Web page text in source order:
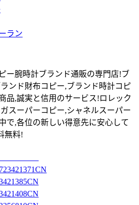
ラン
ー腕時計ブランド通販の専門店!ブ
ンド財布コピー,ブランド時計コピ
品,誠実と信用のサービス!ロレック
スーパーコピー,シャネルスーパー
で,各位の新しい得意先に安心して
無料!